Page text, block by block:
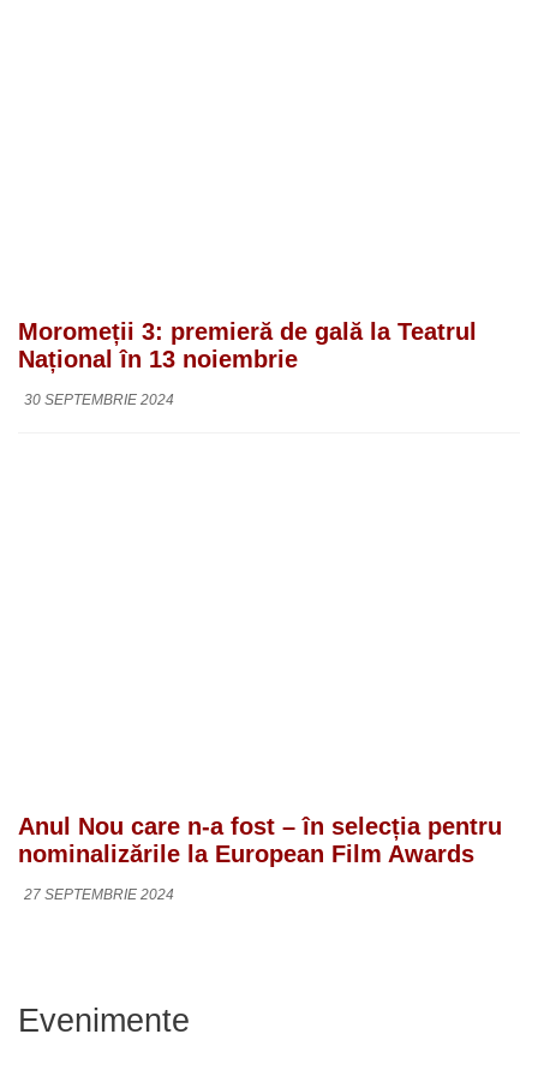
Moromeții 3: premieră de gală la Teatrul
Național în 13 noiembrie
30 SEPTEMBRIE 2024
Anul Nou care n-a fost – în selecția pentru
nominalizările la European Film Awards
27 SEPTEMBRIE 2024
Evenimente